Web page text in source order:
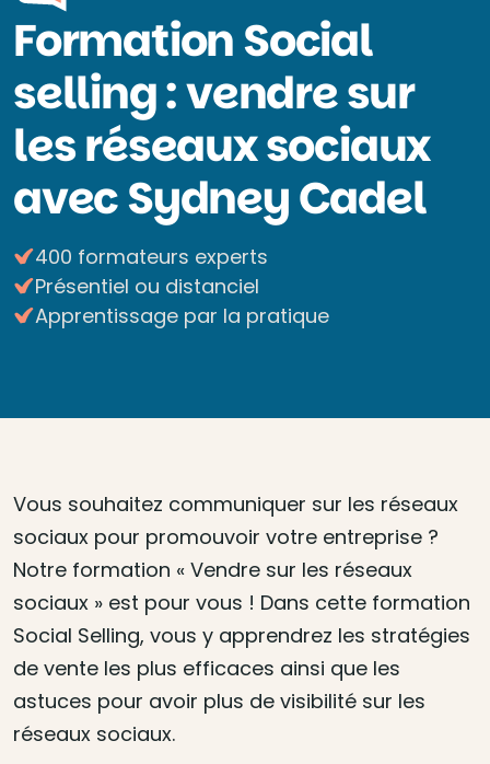
FormationSocial
selling : vendre sur
les réseaux sociaux
avec Sydney Cadel
400 formateurs experts
Présentiel ou distanciel
Apprentissage par la pratique
Vous souhaitez communiquer sur les réseaux
sociaux pour promouvoir votre entreprise ?
Notre formation « Vendre sur les réseaux
sociaux » est pour vous ! Dans cette formation
Social Selling, vous y apprendrez les stratégies
de vente les plus efficaces ainsi que les
astuces pour avoir plus de visibilité sur les
réseaux sociaux.